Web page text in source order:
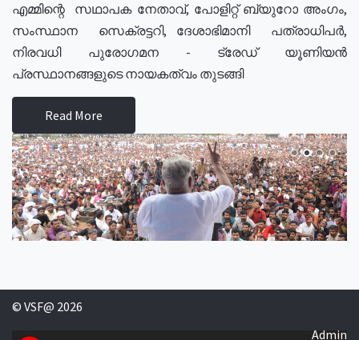
എമ്മിന്റെ സഥാപക നേതാവ്, പോളിറ്റ് ബ്യുറോ അംഗം,
സംസ്ഥാന സെക്രട്ടറി, ദേശാഭിമാനി പത്രാധിപർ,
നിരവധി പുരോഗമന - ട്രേഡ് യൂണിയൻ
പ്രസ്ഥാനങ്ങളുടെ നായകത്വം തുടങ്ങി
Read More
© VSF@ 2026
Admin